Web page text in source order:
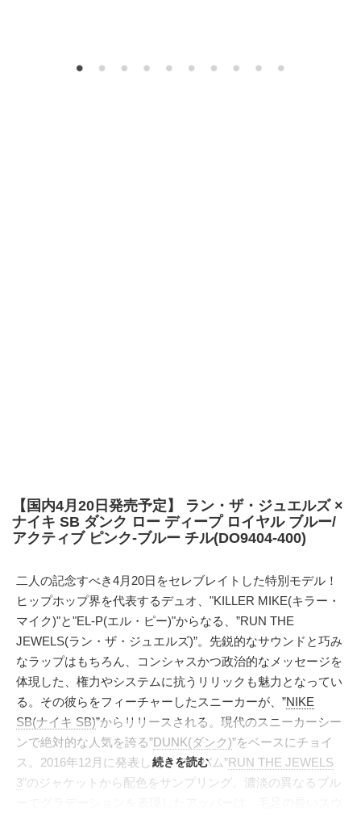
【国内4月20日発売予定】 ラン・ザ・ジュエルズ ×
ナイキ SB ダンク ロー ディープ ロイヤル ブルー/
アクティブ ピンク-ブルー チル(DO9404-400)
二人の記念すべき4月20日をセレブレイトした特別モデル！
ヒップホップ界を代表するデュオ、"KILLER MIKE(キラー・
マイク)"と"EL-P(エル・ピー)"からなる、”RUN THE
JEWELS(ラン・ザ・ジュエルズ)”。先鋭的なサウンドと巧み
なラップはもちろん、コンシャスかつ政治的なメッセージを
体現した、権力やシステムに抗うリリックも魅力となってい
る。その彼らをフィーチャーしたスニーカーが、”NIKE
SB(ナイキ SB)”からリリースされる。現代のスニーカーシー
ンで絶対的な人気を誇る”DUNK(ダンク)”をベースにチョイ
ス。2016年12月に発表した、アルバム”RUN THE JEWELS
3”のジャケットから配色をサンプリング。濃淡の異なるブル
続きを読む